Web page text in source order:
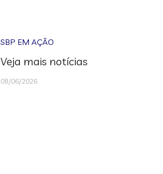
SBP EM AÇÃO
Veja mais notícias
08/06/2026